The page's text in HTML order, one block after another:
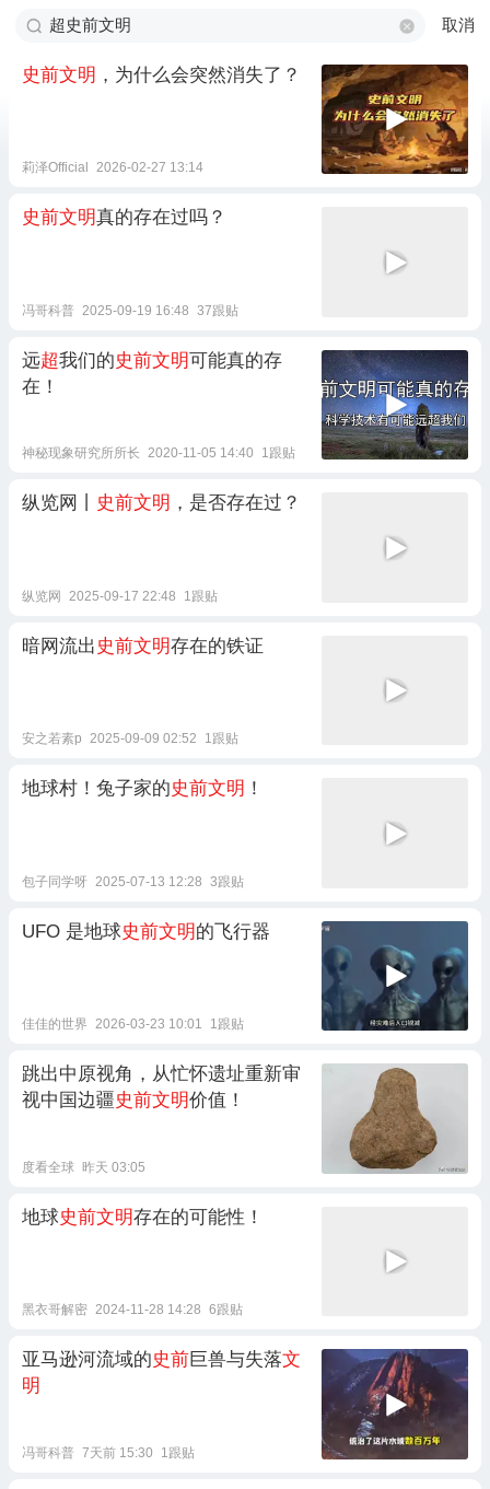
取消
史前文明 ，为什么会突然消失了？
莉泽Official 2026-02-27 13:14
史前文明真的存在过吗？
冯哥科普 2025-09-19 16:48 37跟贴
远超我们的史前文明可能真的存
在！
神秘现象研究所所长 2020-11-05 14:40 1跟贴
纵览网丨 史前文明 ，是否存在过？
纵览网 2025-09-17 22:48 1跟贴
暗网流出 史前文明存在的铁证
安之若素p 2025-09-09 02:52 1跟贴
地球村！兔子家的史前文明 ！
包子同学呀 2025-07-13 12:28 3跟贴
UFO 是地球史前文明的飞行器
佳佳的世界 2026-03-23 10:01 1跟贴
跳出中原视角，从忙怀遗址重新审
视中国边疆史前文明价值！
度看全球 昨天 03:05
地球史前文明存在的可能性！
黑衣哥解密 2024-11-28 14:28 6跟贴
亚马逊河流域的史前巨兽与失落文
明
冯哥科普 7天前 15:30 1跟贴